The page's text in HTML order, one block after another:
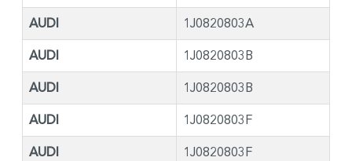
AUDI 1J0820803A
AUDI 1J0820803B
AUDI 1J0820803B
AUDI 1J0820803F
AUDI 1J0820803F